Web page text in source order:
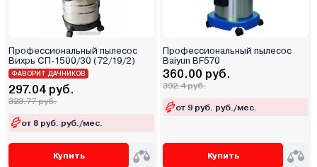
Профессиональный пылесос
Вихрь СП-1500/30 (72/19/2)
ФАВОРИТ ДАЧНИКОВ
297.04 руб.
323.77 руб.
от 8 руб. руб./мес.
Купить
Профессиональный пылесос
Baiyun BF570
360.00 руб.
392.4 руб.
от 9 руб. руб./мес.
Купить